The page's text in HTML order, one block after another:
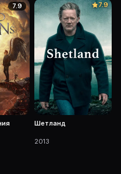
7.9 7.9
Шетланд
2013